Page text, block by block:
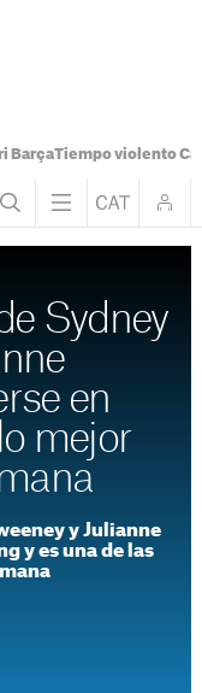
BarçaTiempo violento
Sydney
en
mejor
y Julianne
y es una de las